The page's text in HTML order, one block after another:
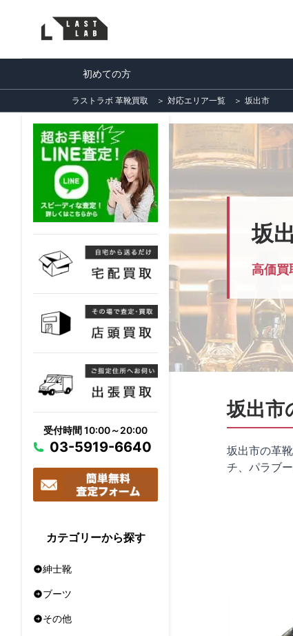
初めての方
ラストラボ 革靴買取 ＞ 対応エリア一覧 ＞ 坂出市
受付時間 10:00～20:00
03-5919-6640
カテゴリーから探す
紳士靴
ブーツ
その他
坂
高価買
坂出市
坂出市の革
チ、パラブ